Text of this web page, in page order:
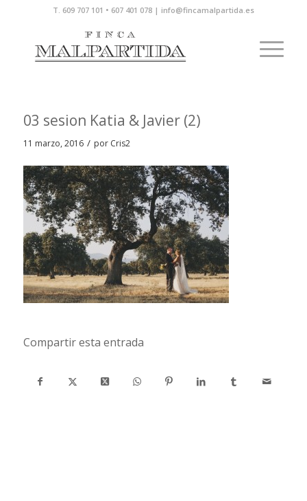
T. 609 707 101 • 607 401 078 | info@fincamalpartida.es
03 sesion Katia & Javier (2)
11 marzo, 2016 / por Cris2
Compartir esta entrada